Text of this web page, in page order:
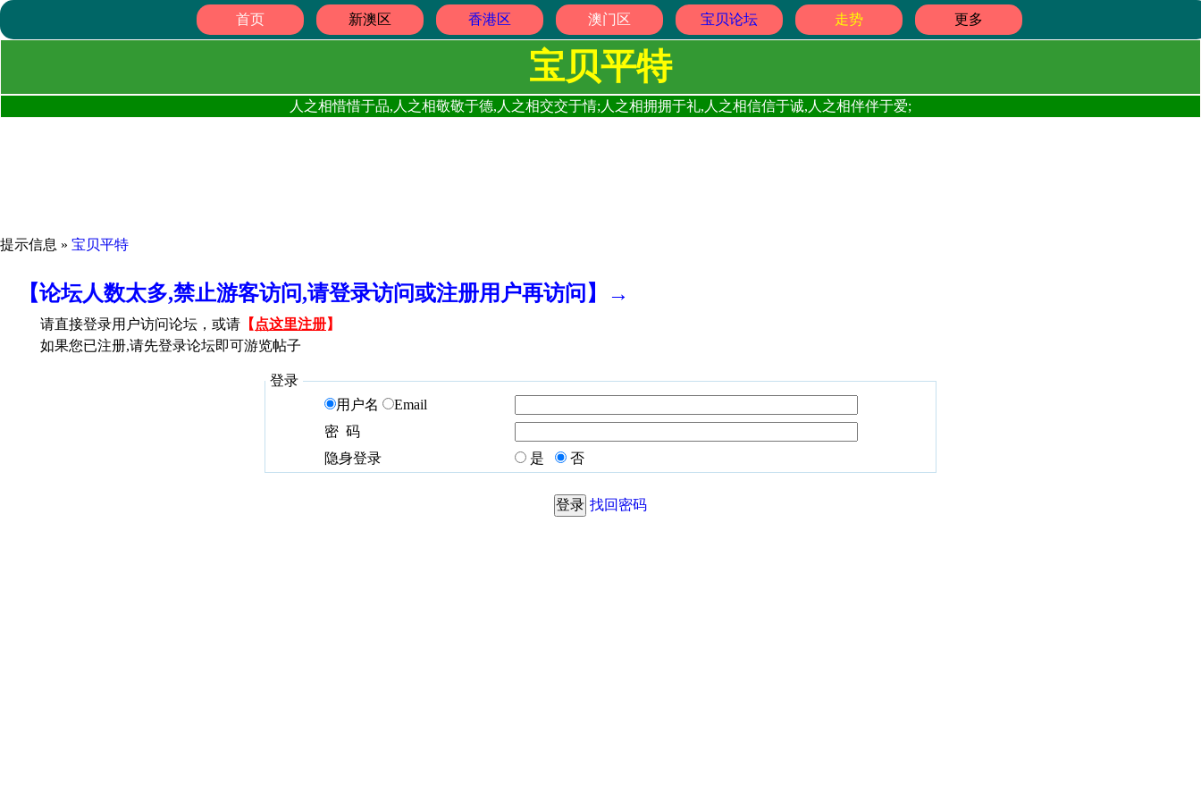
首页 新澳区 香港区 澳门区 宝贝论坛 走势 更多
宝贝平特
人之相惜惜于品,人之相敬敬于德,人之相交交于情;人之相拥拥于礼,人之相信信于诚,人之相伴伴于爱;
提示信息 » 宝贝平特
【论坛人数太多,禁止游客访问,请登录访问或注册用户再访问】→
请直接登录用户访问论坛，或请 【 点这里注册】
如果您已注册,请先登录论坛即可游览帖子
登录
用户名
Email
密 码
隐身登录
是 否
找回密码